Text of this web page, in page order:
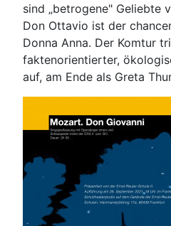
sind „betrogene" Geliebte
Don Ottavio ist der
Donna Anna. Der Komtur
faktenorientierter,
auf, am Ende als Greta